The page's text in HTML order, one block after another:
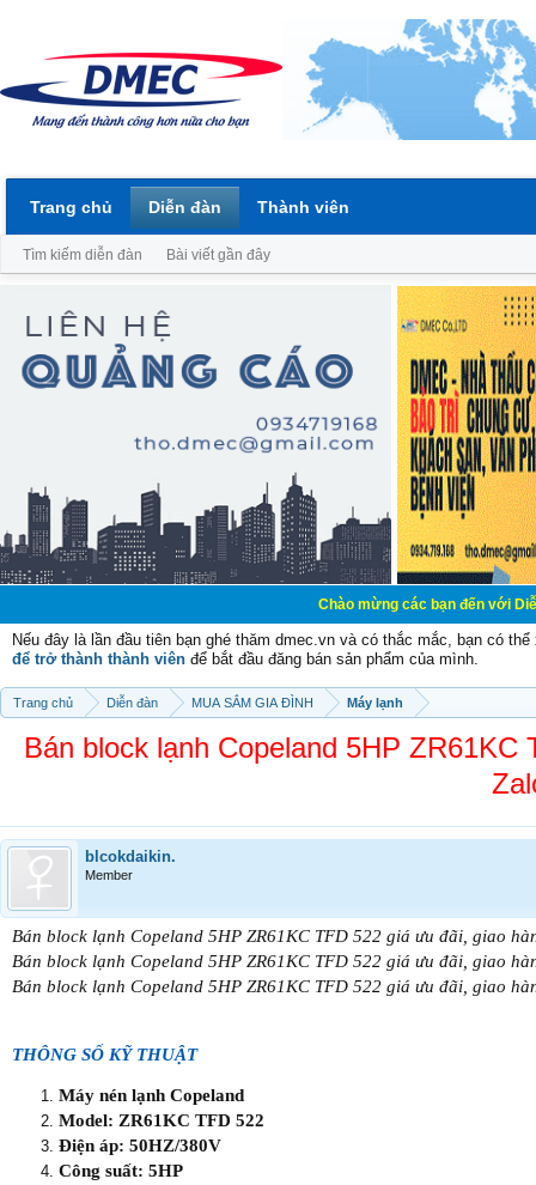
Chào mừng các bạn đến với Diễn đàn Cơ
Nếu đây là lần đầu tiên bạn ghé thăm dmec.vn và có thắc mắc, bạn có
để trở thành thành viên để bắt đầu đăng bán sản phẩm của mình.
Trang chủ Diễn đàn MUA SẮM GIA ĐÌNH Máy lạnh
Bán block lạnh Copeland 5HP
blcokdaikin.
Member
Bán block lạnh Copeland 5HP ZR61KC TFD 522 giá ưu đãi, giao
Bán block lạnh Copeland 5HP ZR61KC TFD 522 giá ưu đãi, giao
Bán block lạnh Copeland 5HP ZR61KC TFD 522 giá ưu đãi, giao
THÔNG SỐ KỸ THUẬT
Máy nén lạnh Copeland
Model: ZR61KC TFD 522
Điện áp: 50HZ/380V
Công suất: 5HP
Trang chủ Diễn đàn
Tìm kiếm diễn đàn Bài viết gần đây
Thành viên